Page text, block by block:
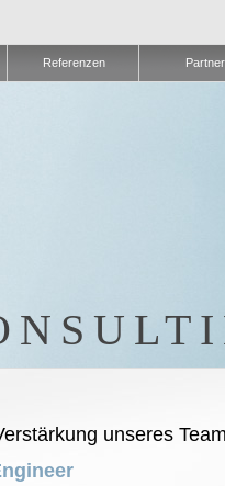
Referenzen Partner
unseres